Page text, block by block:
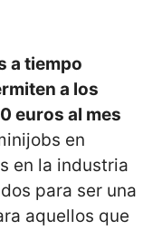
a tiempo
a los
euros al mes
en
en la industria
para ser una
aquellos que